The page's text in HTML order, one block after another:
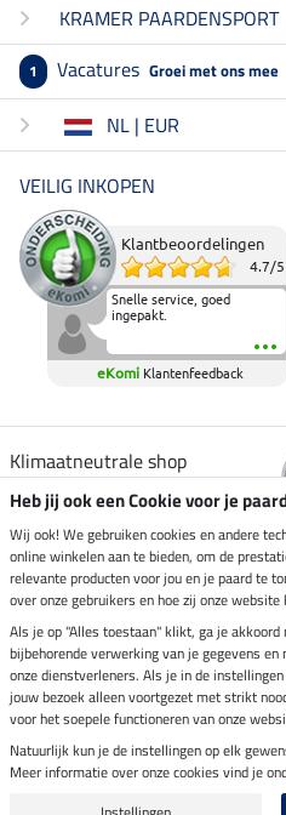
KRAMER PAARDENSPORT
1 Vacatures Groei met ons mee
NL | EUR
VEILIG INKOPEN
Klantbeoordelingen
4.7/5
Snelle service, goed
ingepakt.
eKomi Klantenfeedback
Klimaatneutrale shop
Verzending per
Veilig betalen met
Laatste update op
Heb jij ook een Cookie voor je
Wij ook! We gebruiken cookies en andere
online winkelen aan te bieden, om de
relevante producten voor jou en je paard te
over onze gebruikers en hoe zij onze
Als je op "Alles toestaan" klikt, ga je
bijbehorende verwerking van je gegevens
onze dienstverleners. Als je in de
jouw bezoek alleen voortgezet met strikt
voor het soepele functioneren van onze
Natuurlijk kun je de instellingen op elk
Meer informatie over onze cookies vind je